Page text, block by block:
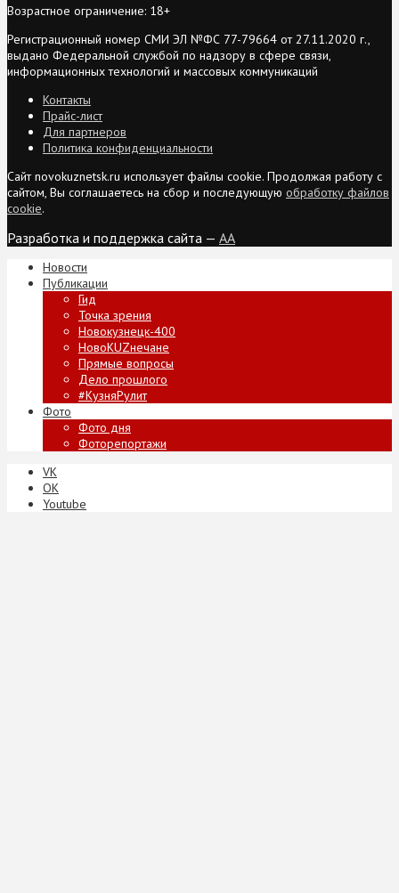
Возрастное ограничение: 18+
Регистрационный номер СМИ ЭЛ №ФС 77-79664 от 27.11.2020 г.,
выдано Федеральной службой по надзору в сфере связи,
информационных технологий и массовых коммуникаций
Контакты
Прайс-лист
Для партнеров
Политика конфиденциальности
Сайт novokuznetsk.ru использует файлы cookie. Продолжая работу с
сайтом, Вы соглашаетесь на сбор и последующую обработку файлов
cookie.
Разработка и поддержка сайта — AA
Новости
Публикации
Гид
Точка зрения
Новокузнецк-400
НовоKUZнечане
Прямые вопросы
Дело прошлого
#КузняРулит
Фото
Фото дня
Фоторепортажи
VK
ОК
Youtube